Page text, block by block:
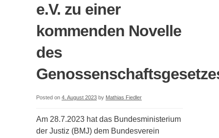
e.V. zu einer
kommenden Novelle
des
Posted on 4. August 2023 by Mathias Fiedler
Am 28.7.2023 hat das Bundesministerium
der Justiz (BMJ) dem Bundesverein